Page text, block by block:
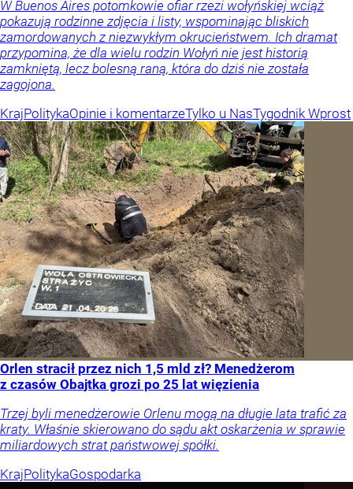
W Buenos Aires potomkowie ofiar rzezi wołyńskiej wciąż
pokazują rodzinne zdjęcia i listy, wspominając bliskich
zamordowanych z niezwykłym okrucieństwem. Ich dramat
przypomina, że dla wielu rodzin Wołyń nie jest historią
zamkniętą, lecz bolesną raną, która do dziś nie została
zagojona.
KrajPolitykaOpinie i komentarzeTylko u NasTygodnik Wprost
Orlen stracił przez nich 1,5 mld zł? Menedżerom
z czasów Obajtka grozi po 25 lat więzienia
Trzej byli menedżerowie Orlenu mogą na długie lata trafić za
kraty. Właśnie skierowano do sądu akt oskarżenia w sprawie
miliardowych strat państwowej spółki.
KrajPolitykaGospodarka